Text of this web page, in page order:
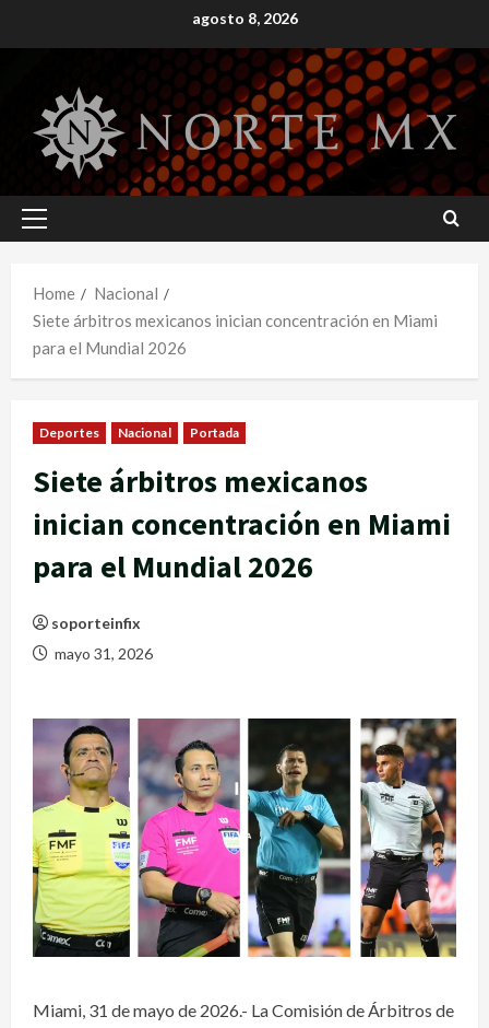
to
agosto 8, 2026
Primary
Home
Nacional
Siete árbitros mexicanos inician concentración en Miami
para el Mundial 2026
Deportes Nacional Portada
Siete árbitros mexicanos
inician concentración en Miami
para el Mundial 2026
soporteinfix
mayo 31, 2026
Miami, 31 de mayo de 2026.- La Comisión de Árbitros de